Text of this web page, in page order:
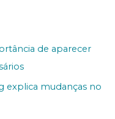
de aparecer
explica mudanças no